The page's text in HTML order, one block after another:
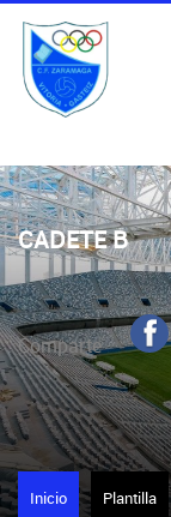
CADETE B
Comparte
Inicio Plantilla